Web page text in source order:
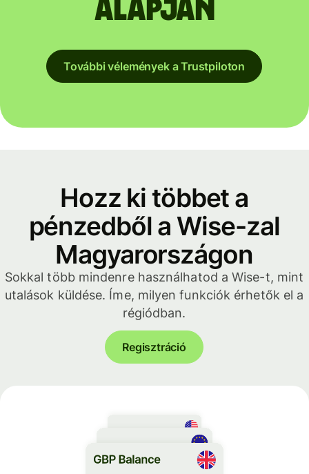
alapján
További vélemények a Trustpiloton
Hozz ki többet a
pénzedből a Wise-zal
Magyarországon
Sokkal több mindenre használhatod a Wise-t, mint
utalások küldése. Íme, milyen funkciók érhetők el a
régiódban.
Regisztráció